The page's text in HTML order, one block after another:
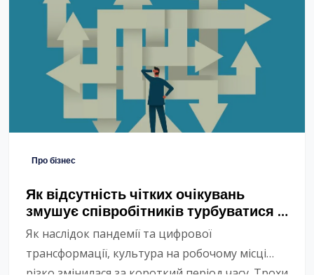
ветеринарні асоціації та об’єднання
відповідальних власників. Ця Постанова є
відповіддю державних інституцій на
суспільний […]
Про бізнес
Як відсутність чітких очікувань
змушує співробітників турбуватися і
дрейфувати
Як наслідок пандемії та цифрової
трансформації, культура на робочому місці